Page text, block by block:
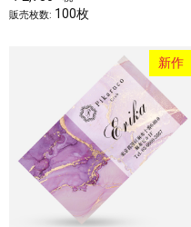
販売枚数: 100枚
新作
お買い物を続ける